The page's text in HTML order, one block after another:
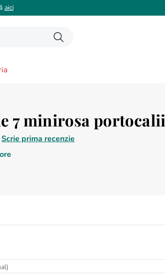
aici
7 minirosa portocalii
Scrie prima recenzie